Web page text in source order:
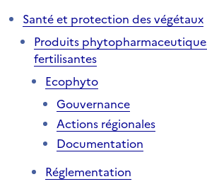
Santé et protection des végétaux
Produits
fertilisantes
Ecophyto
Gouvernance
Actions régionales
Documentation
Réglementation